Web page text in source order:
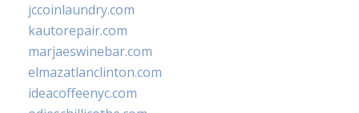
jccoinlaundry.com
kautorepair.com
marjaeswinebar.com
elmazatlanclinton.com
ideacoffeenyc.com